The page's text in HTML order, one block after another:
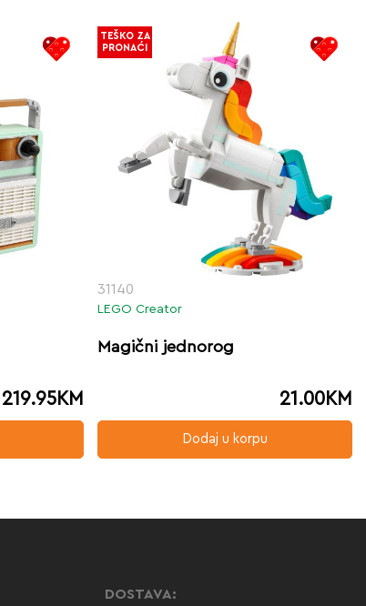
219.95KM
31140
LEGO Creator
Magični jednorog
21.00KM
Dodaj u korpu
TEŠKO ZA
PRONAĆI
DOSTAVA: